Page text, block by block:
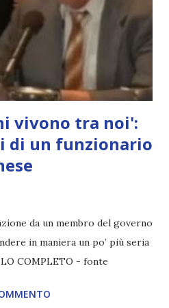
vivono tra noi':
di un funzionario
da un membro del governo
in maniera un po’ più seria
COMPLETO - fonte